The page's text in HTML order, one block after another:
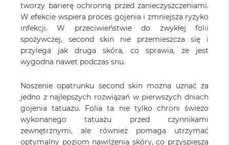
tworzy barierę ochronną przed zanieczyszczeniami.
W efekcie wspiera proces gojenia i zmniejsza ryzyko
infekcji. W przeciwieństwie do zwykłej folii
spożywczej, second skin nie przemieszcza się i
przylega jak druga skóra, co sprawia, że jest
wygodna nawet podczas snu.
Noszenie opatrunku second skin można uznać za
jedno z najlepszych rozwiązań w pierwszych dniach
gojenia tatuażu. Folia ta nie tylko chroni świeżo
wykonanego tatuażu przed czynnikami
zewnętrznymi, ale również pomaga utrzymać
optymalny poziom nawilżenia skóry, co przyspiesza